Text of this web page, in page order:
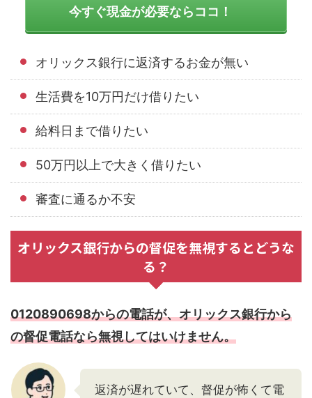
今すぐ現金が必要ならココ！
オリックス銀行に返済するお金が無い
生活費を10万円だけ借りたい
給料日まで借りたい
50万円以上で大きく借りたい
審査に通るか不安
オリックス銀行からの督促を無視するとどうな
る？
0120890698からの電話が、オリックス銀行から
の督促電話なら無視してはいけません。
返済が遅れていて、督促が怖くて電